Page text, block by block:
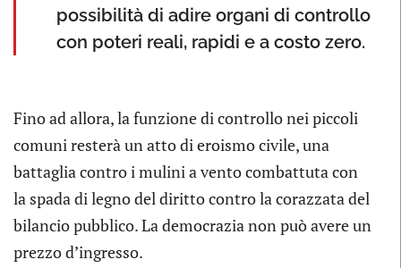
possibilità di adire organi di controllo
con poteri reali, rapidi e a costo zero.
Fino ad allora, la funzione di controllo nei piccoli
comuni resterà un atto di eroismo civile, una
battaglia contro i mulini a vento combattuta con
la spada di legno del diritto contro la corazzata del
bilancio pubblico. La democrazia non può avere un
prezzo d’ingresso.